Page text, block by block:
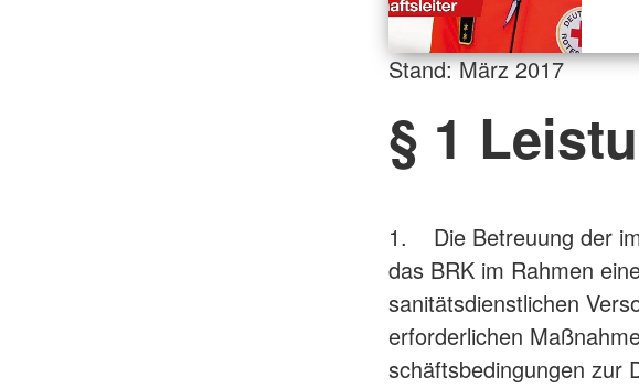
Stand: März 2017
§ 1
1. Die Betreuung der
das BRK im Rahmen
sanitätsdienstlichen
erforderlichen
schäftsbedingungen zur